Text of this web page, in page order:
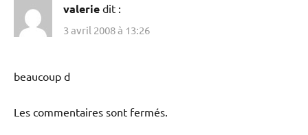
valerie dit :
3 avril 2008 à 13:26
beaucoup d
Les commentaires sont fermés.